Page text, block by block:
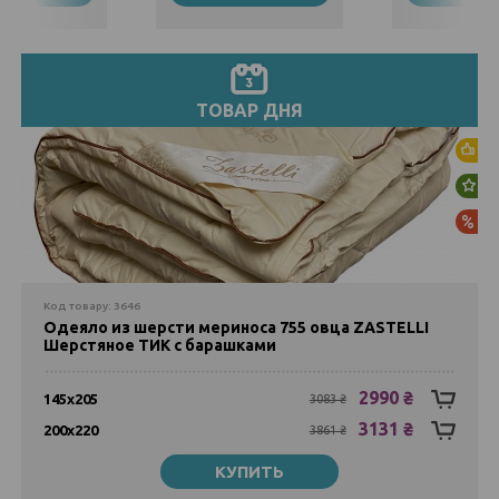
₴ 1177 ₴
160х200
Закончился
180х200
Закончился
ТОВАР ДНЯ
Код товару: 3646
Одеяло из шерсти мериноса 755 овца ZASTELLI
Шерстяное ТИК с барашками
КУПИТЬ
145х205 3083 ₴ 2990 ₴
200х220 3861 ₴ 3131 ₴